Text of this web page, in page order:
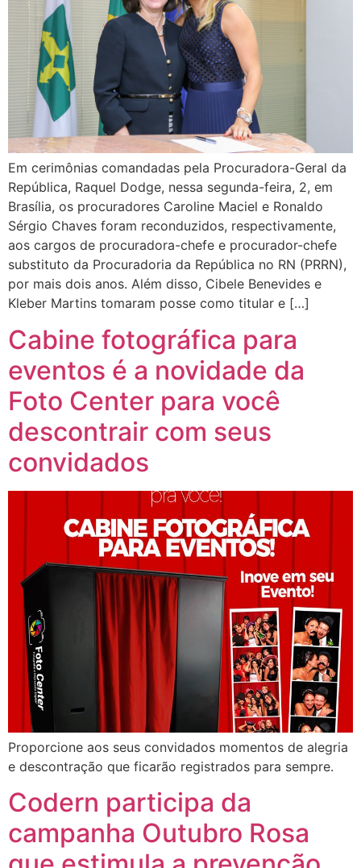
Em cerimônias comandadas pela Procuradora-Geral da
República, Raquel Dodge, nessa segunda-feira, 2, em
Brasília, os procuradores Caroline Maciel e Ronaldo
Sérgio Chaves foram reconduzidos, respectivamente,
aos cargos de procuradora-chefe e procurador-chefe
substituto da Procuradoria da República no RN (PRRN),
por mais dois anos. Além disso, Cibele Benevides e
Kleber Martins tomaram posse como titular e […]
Cabine fotográfica para
eventos é a novidade da
Foto Center para você
descontrair com seus
convidados
Proporcione aos seus convidados momentos de alegria
e descontração que ficarão registrados para sempre.
Codern participa da
campanha Outubro Rosa